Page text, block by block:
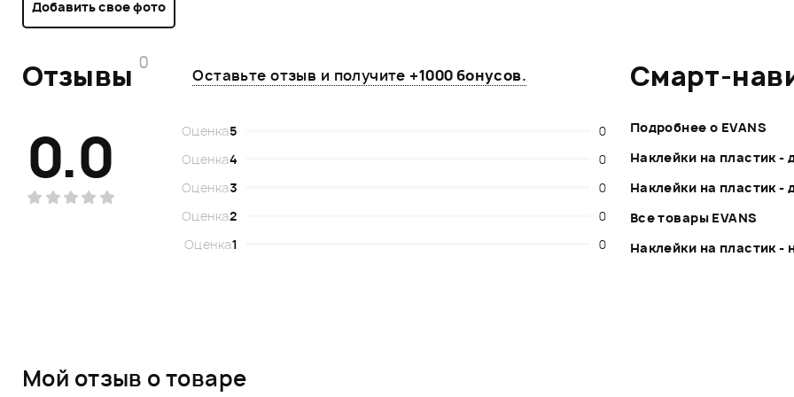
Добавить свое фото
Отзывы 0
Оставьте отзыв и получите +1000 бонусов.
0.0 Оценка5
0
Оценка4
0
Оценка3
0
Оценка2
0
Оценка1 0
Смарт-
Подробнее о EVANS
Наклейки на пластик -
Наклейки на пластик -
Все товары EVANS
Наклейки на пластик -
Мой отзыв о товаре